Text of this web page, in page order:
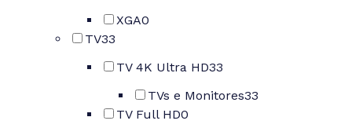
XGA0
TV33
TV 4K Ultra HD33
TVs e Monitores33
TV Full HD0